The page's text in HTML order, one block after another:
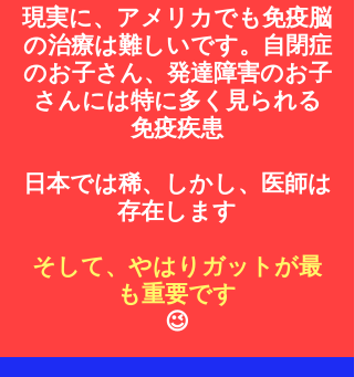
現実に、アメリカでも免疫脳
の治療は難しいです。​自閉症
のお子さん、発達障害のお子
さんには特に多く見られる
免疫疾患
日本では稀、しかし、医師は
存在します
​そして、やはりガットが最
も重要です
😉